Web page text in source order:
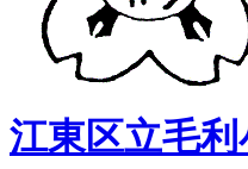
江東区立毛